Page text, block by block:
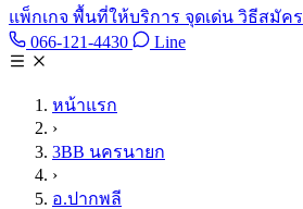
แพ็กเกจ พื้นที่ให้บริการ จุดเด่น วิธีสมัคร
066-121-4430 โทร 066-121-4430
LineLine @tan3bb
หน้าแรก
›
3BB นครนายก
›
อ.ปากพลี